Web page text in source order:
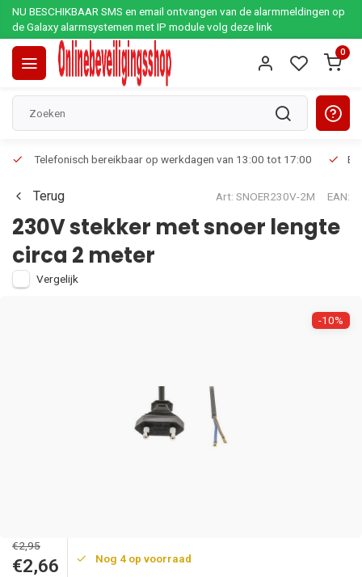
NU BESCHIKBAAR SMS en email ontvangen van de alarmmeldingen op
de Galaxy alarmsystemen met IP module volg deze link
0
Telefonisch bereikbaar op werkdagen van 13:00 tot 17:00
Terug Art: SNOER230V-2M EAN:
230V stekker met snoer lengte
circa 2 meter
Vergelijk
-10%
€2,95
€2,66 Nog 4 op voorraad